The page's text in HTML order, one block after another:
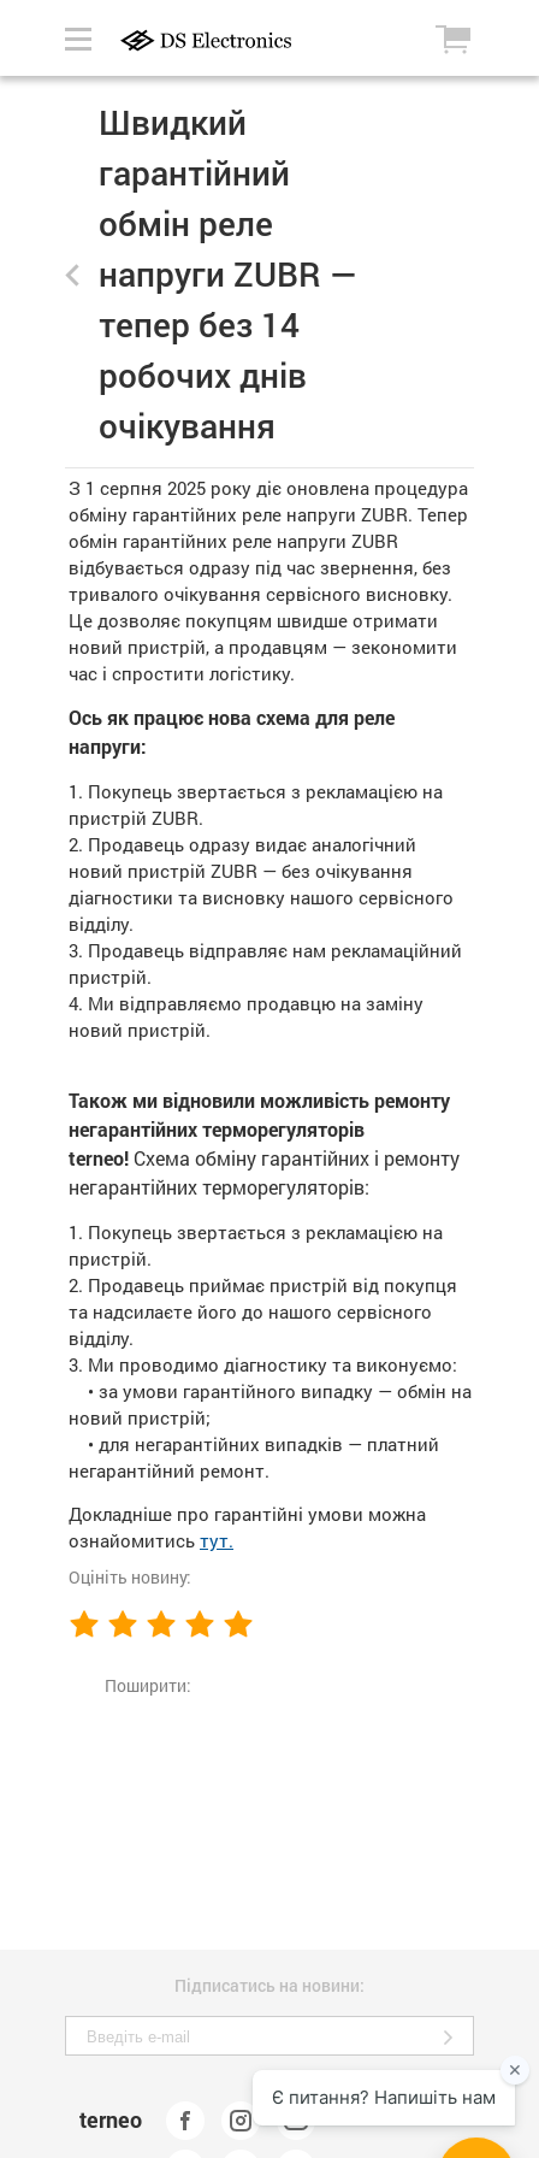
Швидкий
гарантійний
обмін реле
напруги ZUBR —
тепер без 14
робочих днів
очікування
З 1 серпня 2025 року діє оновлена процедура
обміну гарантійних реле напруги ZUBR. Тепер
обмін гарантійних реле напруги ZUBR
відбувається одразу під час звернення, без
тривалого очікування сервісного висновку.
Це дозволяє покупцям швидше отримати
новий пристрій, а продавцям — зекономити
час і спростити логістику.
Ось як працює нова схема для реле
напруги:
1. Покупець звертається з рекламацією на
пристрій ZUBR.
2. Продавець одразу видає аналогічний
новий пристрій ZUBR — без очікування
діагностики та висновку нашого сервісного
відділу.
3. Продавець відправляє нам рекламаційний
пристрій.
4. Ми відправляємо продавцю на заміну
новий пристрій.
Також ми відновили можливість ремонту
негарантійних терморегуляторів
terneo! Схема обміну гарантійних і ремонту
негарантійних терморегуляторів:
1. Покупець звертається з рекламацією на
пристрій.
2. Продавець приймає пристрій від покупця
та надсилаєте його до нашого сервісного
відділу.
3. Ми проводимо діагностику та виконуємо:
• за умови гарантійного випадку — обмін на
новий пристрій;
• для негарантійних випадків — платний
негарантійний ремонт.
Докладніше про гарантійні умови можна
ознайомитись тут.
Оцініть новину:
Поширити:
Підписатись на новини:
terneo